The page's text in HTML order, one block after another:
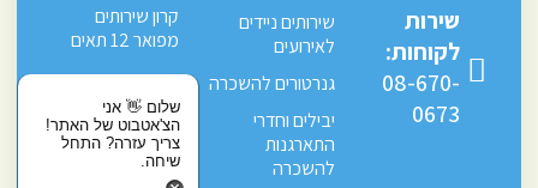
שירות
לקוחות:
08-670-
0673
שירותים ניידים
לאירועים
גנרטורים להשכרה
יבילים וחדרי
התארגנות
להשכרה
קרון שירותים
מפואר 12 תאים
שלום 👋 אני
הצ'אטבוט של האתר!
צריך עזרה? התחל
שיחה.